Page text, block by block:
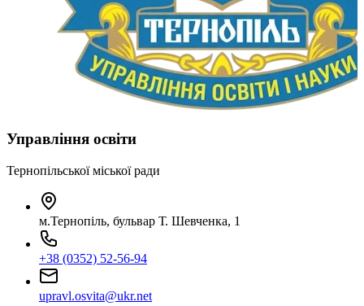
Управління освіти
Тернопільської міської ради
м.Тернопіль, бульвар Т. Шевченка, 1
+38 (0352) 52-56-94
upravl.osvita@ukr.net